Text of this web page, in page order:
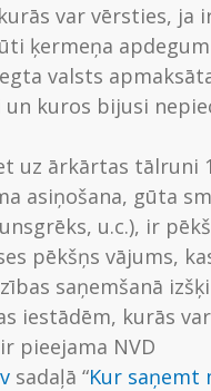
var vērsties, ja
ķermeņa
valsts
kuros bijusi
uz ārkārtas tālruni
asiņošana, gūta
u.c.), ir
pēkšņs vājums,
saņemšanā
iestādēm, kurās
pieejama NVD
sadaļā “Kur saņemt